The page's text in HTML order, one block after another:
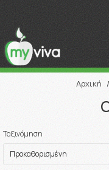
Αρχική /
Ταξινόμηση